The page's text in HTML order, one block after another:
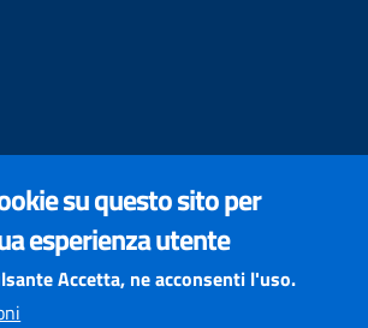
su questo sito per
esperienza utente
Accetta, ne acconsenti l'uso.